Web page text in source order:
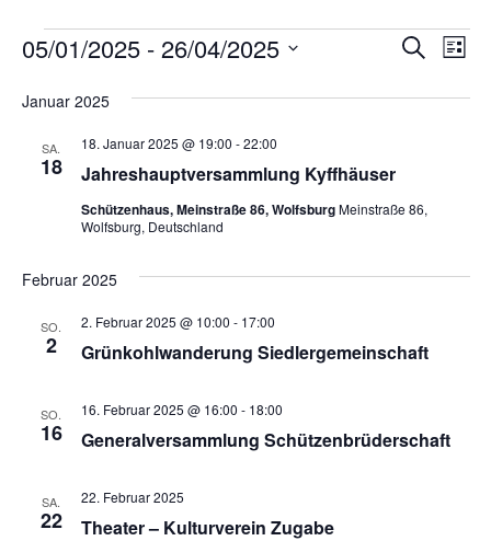
VERANSTALTUNGEN SucheListe
05/01/2025 - 26/04/2025
wählen.
Januar 2025
SA.
18 Jahreshauptversammlung Kyffhäuser
18. Januar 2025 @ 19:00 -22:00
Schützenhaus, Meinstraße 86, WolfsburgMeinstraße 86,
Wolfsburg, Deutschland
Februar 2025
SO.
2 Grünkohlwanderung Siedlergemeinschaft
2. Februar 2025 @ 10:00 - 17:00
SO.
16 Generalversammlung Schützenbrüderschaft
16. Februar 2025 @ 16:00 - 18:00
SA.
22 Theater – Kulturverein Zugabe
22. Februar 2025